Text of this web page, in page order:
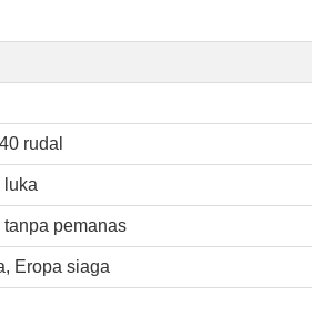
rudal
luka
pemanas
Eropa siaga